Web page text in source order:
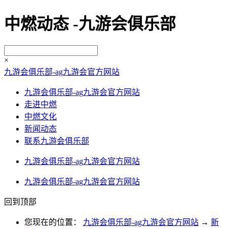
中燃动态 -九游会俱乐部
×
九游会俱乐部-ag九游会官方网站
九游会俱乐部-ag九游会官方网站
走进中燃
中燃文化
新闻动态
联系九游会俱乐部
九游会俱乐部-ag九游会官方网站
九游会俱乐部-ag九游会官方网站
回到顶部
您现在的位置： 九游会俱乐部-ag九游会官方网站 → 新